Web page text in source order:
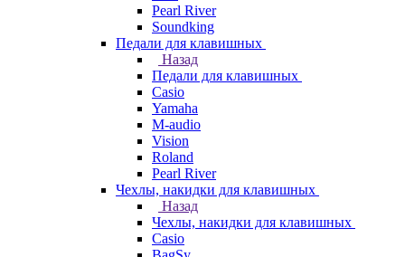
Pearl River
Soundking
Педали для клавишных
Назад
Педали для клавишных
Casio
Yamaha
M-audio
Vision
Roland
Pearl River
Чехлы, накидки для клавишных
Назад
Чехлы, накидки для клавишных
Casio